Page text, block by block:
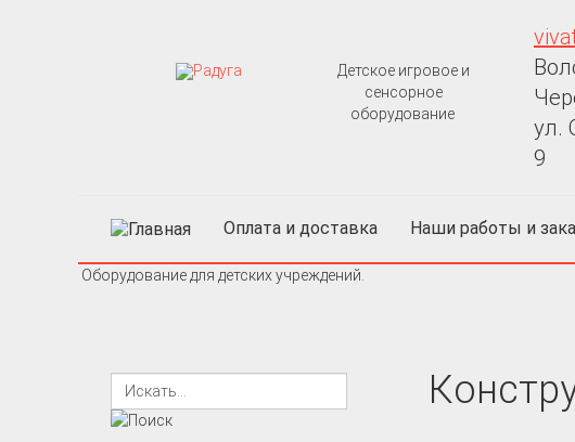
Детское игровое и
сенсорное
оборудование
ул.
9
Оплата и доставка Наши работы и
Оборудование для детских учреждений.